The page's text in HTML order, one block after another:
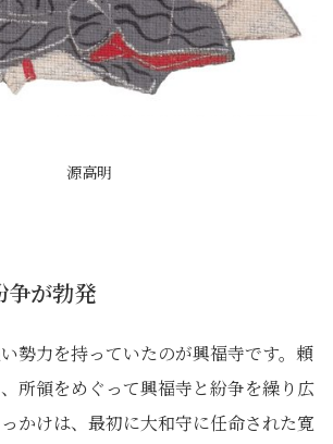
源高明
争が勃発
勢力を持っていたのが興福寺です。頼
所領をめぐって興福寺と紛争を繰り広
かけは、最初に大和守に任命された寛